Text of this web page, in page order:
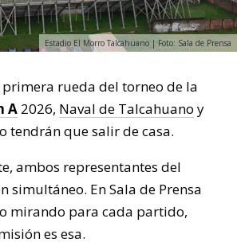
Estadio El Morro Talcahuano | Foto: Sala de Prensa
primera rueda del torneo de la
A 2026, Naval de Talcahuano y
tendrán que salir de casa.
ambos representantes del
simultáneo. En Sala de Prensa
mirando para cada partido,
es esa.